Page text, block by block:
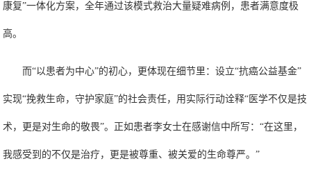
康复”一体化方案，全年通过该模式救治大量疑难病例，患者满意度极
高。
而“以患者为中心”的初心，更体现在细节里：设立“抗癌公益基金”
实现“挽救生命，守护家庭”的社会责任， 用实际行动诠释“医学不仅是技
术，更是对生命的敬畏”。正如患者李女士在感谢信中所写：“在这里，
我感受到的不仅是治疗，更是被尊重、被关爱的生命尊严。”